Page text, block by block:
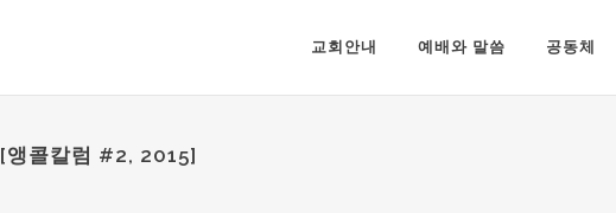
교회안내 예배와 말씀 공동체
앵콜칼럼 #2, 2015]